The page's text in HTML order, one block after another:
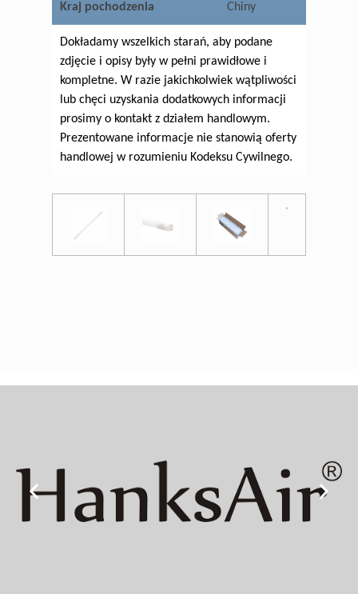
Kraj pochodzenia Chiny
Dokładamy wszelkich starań, aby podane
zdjęcie i opisy były w pełni prawidłowe i
kompletne. W razie jakichkolwiek wątpliwości
lub chęci uzyskania dodatkowych informacji
prosimy o kontakt z działem handlowym.
Prezentowane informacje nie stanowią oferty
handlowej w rozumieniu Kodeksu Cywilnego.